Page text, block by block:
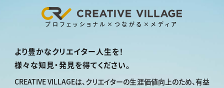
プロフェッショナル×つながる×メディア
より豊かなクリエイター人生を！
様々な知見・発見を得てください。
CREATIVE VILLAGEは、 クリエイターの生涯価値向上のため、有益